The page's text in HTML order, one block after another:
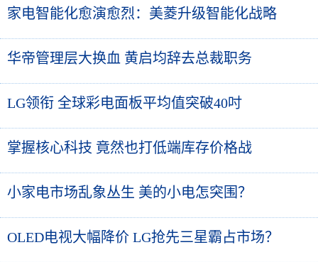
家电智能化愈演愈烈：美菱升级智能化战略
华帝管理层大换血 黄启均辞去总裁职务
LG领衔 全球彩电面板平均值突破40吋
掌握核心科技 竟然也打低端库存价格战
小家电市场乱象丛生 美的小电怎突围？
OLED电视大幅降价 LG抢先三星霸占市场？